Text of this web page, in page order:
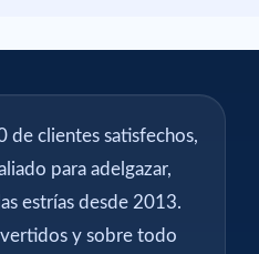
de clientes satisfechos,
para adelgazar,
estrías desde 2013.
y sobre todo